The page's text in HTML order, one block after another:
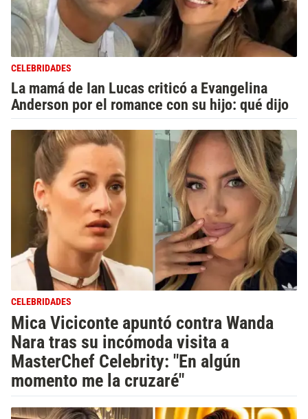
CELEBRIDADES
La mamá de Ian Lucas criticó a Evangelina
Anderson por el romance con su hijo: qué dijo
CELEBRIDADES
Mica Viciconte apuntó contra Wanda
Nara tras su incómoda visita a
MasterChef Celebrity: "En algún
momento me la cruzaré"